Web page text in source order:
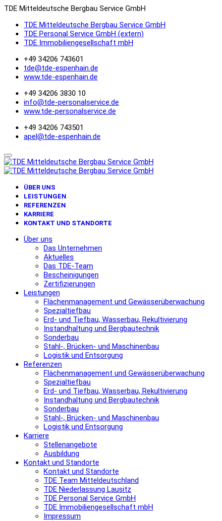
TDE Mitteldeutsche Bergbau Service GmbH
TDE Mitteldeutsche Bergbau Service GmbH
TDE Personal Service GmbH (extern)
TDE Immobiliengesellschaft mbH
+49 34206 743601
tde@tde-espenhain.de
www.tde-espenhain.de
+49 34206 3830 10
info@tde-personalservice.de
www.tde-personalservice.de
+49 34206 743501
apel@tde-espenhain.de
ÜBER UNS
LEISTUNGEN
REFERENZEN
KARRIERE
KONTAKT UND STANDORTE
Über uns
Das Unternehmen
Aktuelles
Das TDE-Team
Bescheinigungen
Zertifizierungen
Leistungen
Flächenmanagement und Gewässerüberwachung
Spezialtiefbau
Erd- und Tiefbau, Wasserbau, Rekultivierung
Instandhaltung und Bergbautechnik
Sonderbau
Stahl-, Brücken- und Maschinenbau
Logistik und Entsorgung
Referenzen
Flächenmanagement und Gewässerüberwachung
Spezialtiefbau
Erd- und Tiefbau, Wasserbau, Rekultivierung
Instandhaltung und Bergbautechnik
Sonderbau
Stahl-, Brücken- und Maschinenbau
Logistik und Entsorgung
Karriere
Stellenangebote
Ausbildung
Kontakt und Standorte
Kontakt und Standorte
TDE Team Mitteldeutschland
TDE Niederlassung Lausitz
TDE Personal Service GmbH
TDE Immobiliengesellschaft mbH
Impressum